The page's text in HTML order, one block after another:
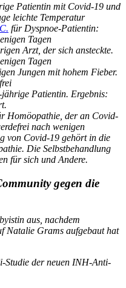
Patientin mit Covid-19 und
leichte Temperatur
für Dyspnoe-Patientin:
Tagen
Arzt, der sich ansteckte.
Tagen
Jungen mit hohem Fieber.
Patientin. Ergebnis:
Homöopathie, der an Covid-
nach wenigen
von Covid-19 gehört in die
Die Selbstbehandlung
für sich und Andere.
gegen die
aus, nachdem
Natalie Grams aufgebaut hat
Studie der neuen INH-Anti-